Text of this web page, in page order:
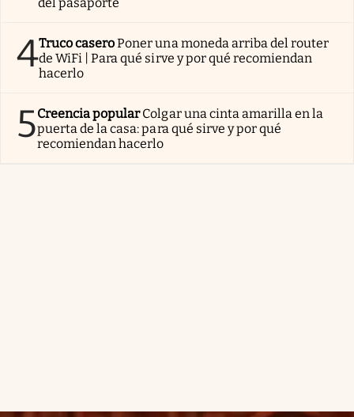
4Truco caseroPoner una moneda arriba del router
de WiFi | Para qué sirve y por qué recomiendan
hacerlo
5Creencia popularColgar una cinta amarilla en la
puerta de la casa: para qué sirve y por qué
recomiendan hacerlo